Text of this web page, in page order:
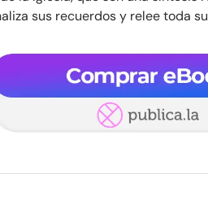
sus recuerdos y relee toda